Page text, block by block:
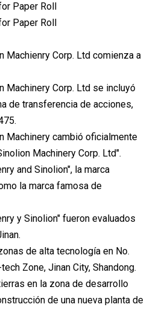
Machienry Corp. Ltd comienza a
Machinery Corp. Ltd se incluyó
de transferencia de acciones,
Machinery cambió oficialmente
Machinery Corp. Ltd".
and Sinolion", la marca
la marca famosa de
y Sinolion" fueron evaluados
de alta tecnología en No.
Zone, Jinan City, Shandong.
en la zona de desarrollo
de una nueva planta de